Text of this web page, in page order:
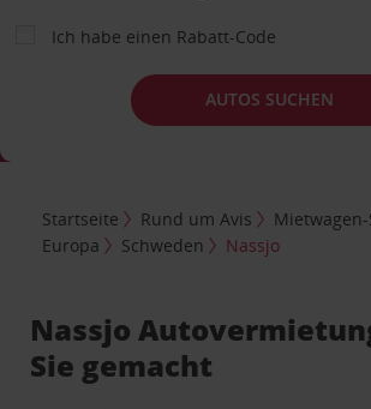
Ich habe einen Rabatt-Code
AUTOS SUCHEN
Startseite Rund um Avis
Europa
Schweden Nassjo
Nassjo
Sie gemacht